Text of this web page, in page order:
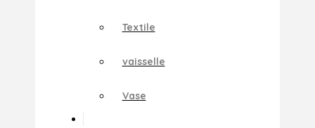
Textile
vaisselle
Vase